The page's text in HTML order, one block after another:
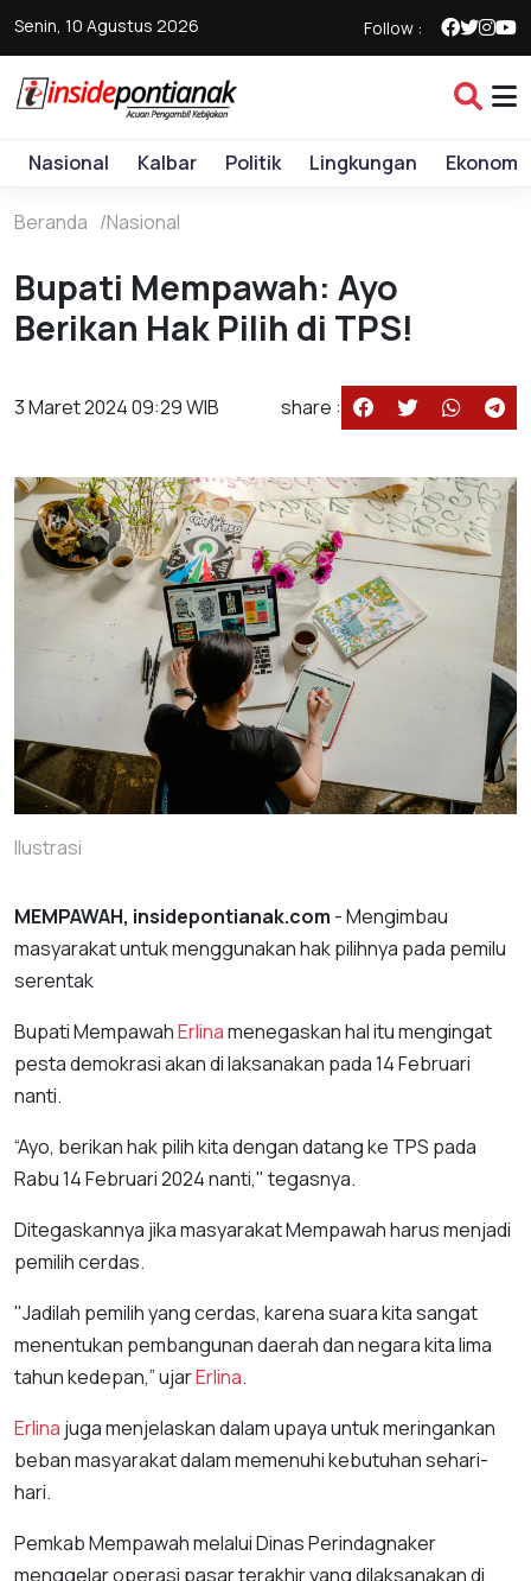
Senin, 10 Agustus 2026 Follow :
Nasional Kalbar Politik Lingkungan Ekonomi
Beranda Nasional
Bupati Mempawah: Ayo
Berikan Hak Pilih di TPS!
3 Maret 2024 09:29 WIB share :
Ilustrasi
MEMPAWAH, insidepontianak.com - Mengimbau
masyarakat untuk menggunakan hak pilihnya pada pemilu
serentak
Bupati MempawahErlinamenegaskan hal itu mengingat
pesta demokrasi akan di laksanakan pada 14 Februari
nanti.
“Ayo, berikan hak pilih kita dengan datang ke TPS pada
Rabu 14 Februari 2024 nanti," tegasnya.
Ditegaskannya jika masyarakat Mempawah harus menjadi
pemilih cerdas.
"Jadilah pemilih yang cerdas, karena suara kita sangat
menentukan pembangunan daerah dan negara kita lima
tahun kedepan,” ujarErlina.
Erlina juga menjelaskan dalam upaya untuk meringankan
beban masyarakat dalam memenuhi kebutuhan sehari-
hari.
Pemkab Mempawah melalui Dinas Perindagnaker
menggelar operasi pasar terakhir yang dilaksanakan di